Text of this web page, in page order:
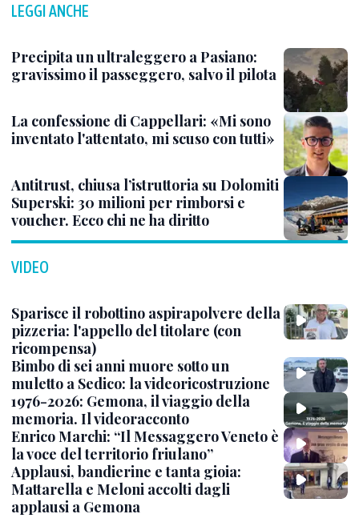
LEGGI ANCHE
Precipita un ultraleggero a Pasiano:
gravissimo il passeggero, salvo il pilota
La confessione di Cappellari: «Mi sono
inventato l'attentato, mi scuso con tutti»
Antitrust, chiusa l’istruttoria su Dolomiti
Superski: 30 milioni per rimborsi e
voucher. Ecco chi ne ha diritto
VIDEO
Sparisce il robottino aspirapolvere della
pizzeria: l'appello del titolare (con
ricompensa)
Bimbo di sei anni muore sotto un
muletto a Sedico: la videoricostruzione
1976-2026: Gemona, il viaggio della
memoria. Il videoracconto
Enrico Marchi: “Il Messaggero Veneto è
la voce del territorio friulano”
Applausi, bandierine e tanta gioia:
Mattarella e Meloni accolti dagli
applausi a Gemona